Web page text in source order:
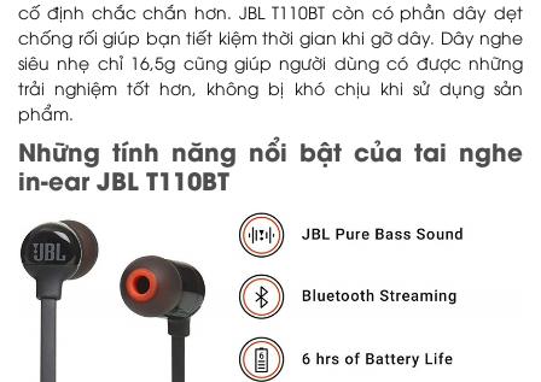
cố định chắc chắn hơn. JBL T110BT còn có phần dây dẹt
chống rối giúp bạn tiết kiệm thời gian khi gỡ dây. Dây nghe
siêu nhẹ chỉ 16,5g cũng giúp người dùng có được những
trải nghiệm tốt hơn, không bị khó chịu khi sử dụng sản
phẩm.
Những tính năng nổi bật của tai nghe
in-ear JBL T110BT